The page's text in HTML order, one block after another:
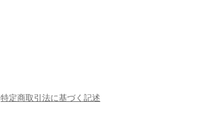
特定商取引法に基づく記述